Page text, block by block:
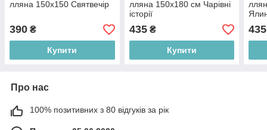
лляна 150х150 Святвечір
390 ₴
Купити
лляна 150х180 см Чарівні
історії
435₴
Купити
435
Про нас
100% позитивних з 80 відгуків за рік